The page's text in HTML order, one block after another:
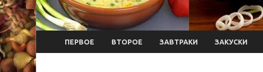
ПЕРВОЕ ВТОРОЕ ЗАВТРАКИ ЗАКУСКИ